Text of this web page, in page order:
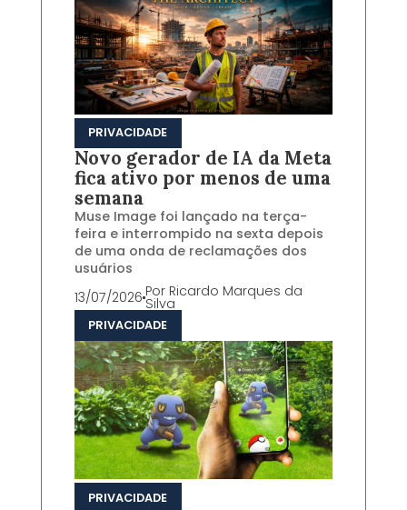
PRIVACIDADE
Novo gerador de IA da Meta
fica ativo por menos de uma
semana
Muse Image foi lançado na terça-
feira e interrompido na sexta depois
de uma onda de reclamações dos
usuários
13/07/2026 Por Ricardo Marques da
Silva
PRIVACIDADE
PRIVACIDADE